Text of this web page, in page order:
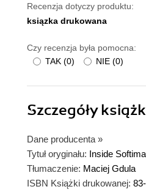
Recenzja dotyczy produktu:
ksiązka drukowana
Czy recenzja była pomocna:
TAK (0) NIE (0)
Szczegóły
Dane producenta »
Tytuł oryginału: Inside
Tłumaczenie: Maciej Gdula
ISBN Książki drukowanej: